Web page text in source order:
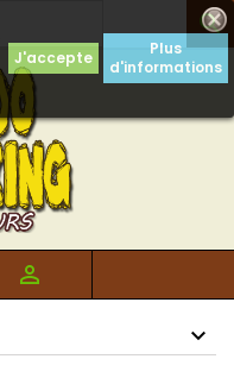

J'accepte
Plus
d'informations
